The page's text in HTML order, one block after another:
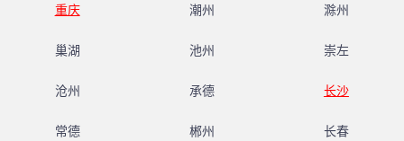
重庆 潮州 滁州
巢湖 池州 崇左
沧州 承德 长沙
常德 郴州 长春